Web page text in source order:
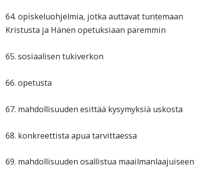
64. opiskeluohjelmia, jotka auttavat tuntemaan
Kristusta ja Hänen opetuksiaan paremmin
65. sosiaalisen tukiverkon
66. opetusta
67. mahdollisuuden esittää kysymyksiä uskosta
68. konkreettista apua tarvittaessa
69. mahdollisuuden osallistua maailmanlaajuiseen